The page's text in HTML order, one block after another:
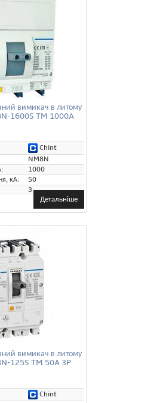
вимикач в литому
1600S TM 1000A
Chint
NM8N
1000
кА:
50
3
Детальніше
вимикач в литому
125S TM 50A 3P
Chint